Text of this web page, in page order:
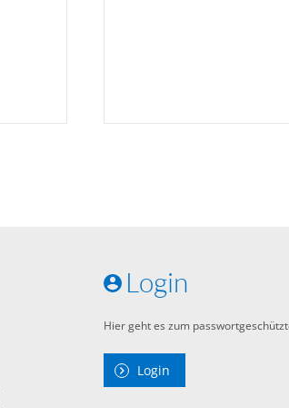
Login
Hier geht es zum
Login